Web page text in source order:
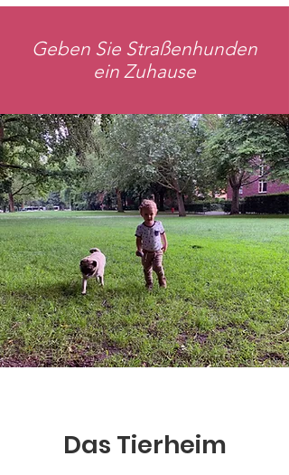
Geben Sie Straßenhunden
ein Zuhause
Das Tierheim